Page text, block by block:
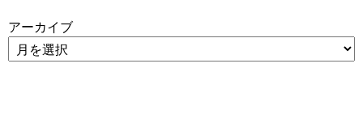
アーカイブ